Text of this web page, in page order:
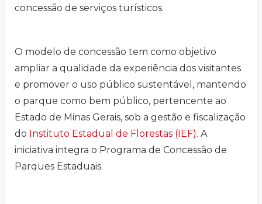
concessão de serviços turísticos.
O modelo de concessão tem como objetivo
ampliar a qualidade da experiência dos visitantes
e promover o uso público sustentável, mantendo
o parque como bem público, pertencente ao
Estado de Minas Gerais, sob a gestão e fiscalização
do Instituto Estadual de Florestas (IEF). A
iniciativa integra o Programa de Concessão de
Parques Estaduais.